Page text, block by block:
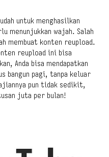
untuk menghasilkan
menunjukkan wajah. Salah
membuat konten reupload.
reupload ini bisa
Anda bisa mendapatkan
bangun pagi, tanpa keluar
pun tidak sedikit,
juta per bulan!